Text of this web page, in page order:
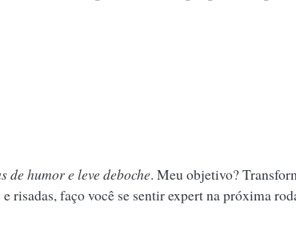
de humor e leve deboche. Meu objetivo?
risadas, faço você se sentir expert na próxima